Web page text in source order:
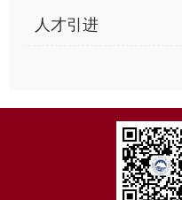
人才引进